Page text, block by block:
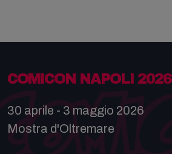
COMICON NAPOLI 2026
30 aprile - 3 maggio 2026
Mostra d'Oltremare